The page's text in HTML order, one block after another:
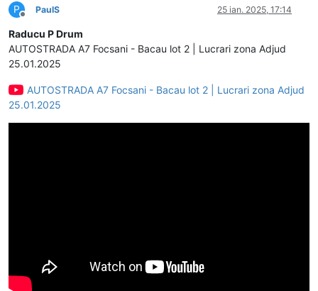
P
Deconectat
PaulS 25 ian. 2025, 17:14
Raducu P Drum
AUTOSTRADA A7 Focsani - Bacau lot 2 | Lucrari zona Adjud
25.01.2025
AUTOSTRADA A7 Focsani - Bacau lot 2 | Lucrari zona Adjud
25.01.2025